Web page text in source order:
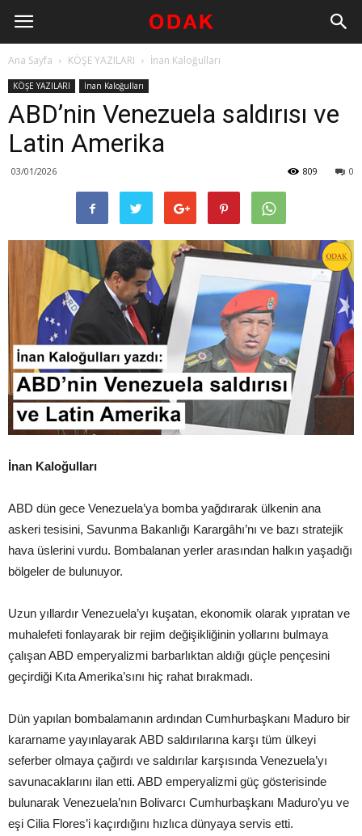
Ana Sayfa KÖŞE YAZILARI İnan Kaloğulları
KÖŞE YAZILARI İnan Kaloğulları
ABD’nin Venezuela saldırısı ve
Latin Amerika
03/01/2026 0
809
İnan Kaloğulları
ABD dün gece Venezuela’ya bomba yağdırarak ülkenin ana
askeri tesisini, Savunma Bakanlığı Karargâhı’nı ve bazı stratejik
hava üslerini vurdu. Bombalanan yerler arasından halkın yaşadığı
bölgeler de bulunuyor.
Uzun yıllardır Venezuela’yı kuşatan, ekonomik olarak yıpratan ve
muhalefeti fonlayarak bir rejim değişikliğinin yollarını bulmaya
çalışan ABD emperyalizmi barbarlıktan aldığı güçle pençesini
geçirdiği Kıta Amerika’sını hiç rahat bırakmadı.
Dün yapılan bombalamanın ardından Cumhurbaşkanı Maduro bir
kararname yayınlayarak ABD saldırılarına karşı tüm ülkeyi
seferber olmaya çağırdı ve saldırılar karşısında Venezuela’yı
savunacaklarını ilan etti. ABD emperyalizmi güç gösterisinde
bulunarak Venezuela’nın Bolivarcı Cumhurbaşkanı Maduro’yu ve
eşi Cilia Flores’i kaçırdığını hızlıca dünyaya servis etti.